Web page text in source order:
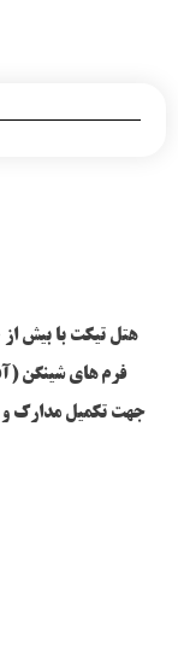
فرم های شینگن
جهت تکمیل مدارک و